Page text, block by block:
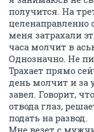
получится. На
целенаправленно
меня затрахали
часа молчит в
Однозначно. Не
Трахает прямо
день молчит и за
завел. Говорит,
отвода глаз,
подать на развод.
Мне везет с